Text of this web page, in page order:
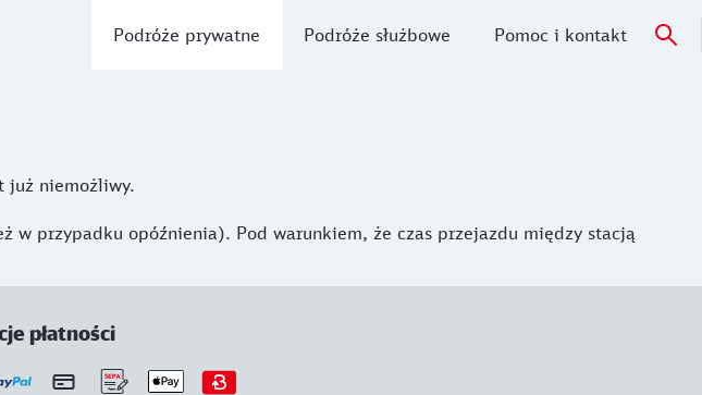
Podróże prywatne Podróże służbowe Pomoc i kontakt
już niemożliwy.
w przypadku opóźnienia). Pod warunkiem, że czas przejazdu między stacją
płatności